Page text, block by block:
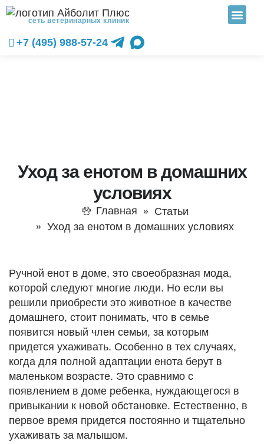
сеть ветеринарных клиник
+7 (495) 988-57-24
Уход за енотом в домашних
условиях
Главная
Статьи
Уход за енотом в домашних условиях
Ручной енот в доме, это своеобразная мода,
которой следуют многие люди. Но если вы
решили приобрести это животное в качестве
домашнего, стоит понимать, что в семье
появится новый член семьи, за которым
придется ухаживать. Особенно в тех случаях,
когда для полной адаптации енота берут в
маленьком возрасте. Это сравнимо с
появлением в доме ребенка, нуждающегося в
привыкании к новой обстановке. Естественно, в
первое время придется постоянно и тщательно
ухаживать за малышом.